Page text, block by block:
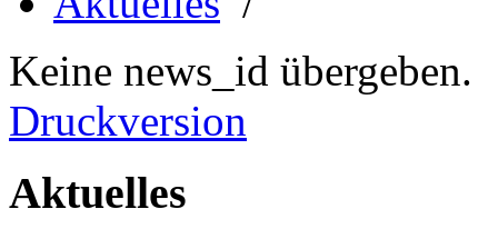
Keine news_id übergeben.
Druckversion
Aktuelles